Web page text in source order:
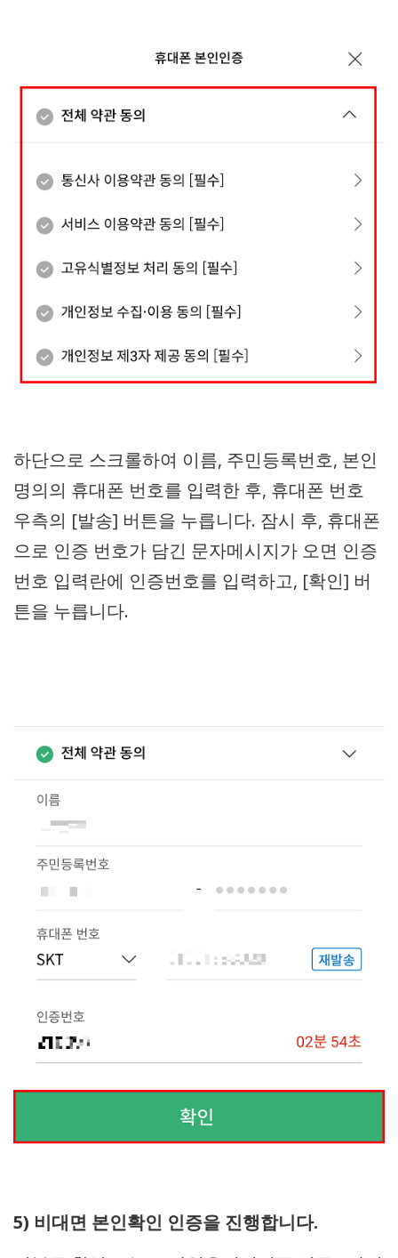
하단으로 스크롤하여 이름, 주민등록번호, 본인
명의의 휴대폰 번호를 입력한 후, 휴대폰 번호
우측의 [발송] 버튼을 누릅니다. 잠시 후, 휴대폰
으로 인증 번호가 담긴 문자메시지가 오면 인증
번호 입력란에 인증번호를 입력하고, [확인] 버
튼을 누릅니다.
5) 비대면 본인확인 인증을 진행합니다.